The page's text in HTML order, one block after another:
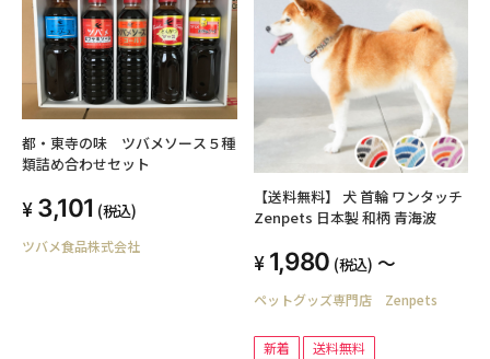
都・東寺の味 ツバメソース５種
類詰め合わせセット
3,101 (税込)
ツバメ食品株式会社
【送料無料】 犬 首輪 ワンタッチ
Zenpets 日本製 和柄 青海波
1,980 (税込) ～
ペットグッズ専門店 Zenpets
新着
送料無料